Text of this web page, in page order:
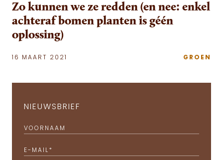
Zo kunnen we ze redden (en nee: enkel
achteraf bomen planten is géén
oplossing)
16 MAART 2021 GROEN
NIEUWSBRIEF
VOORNAAM
E-MAIL *